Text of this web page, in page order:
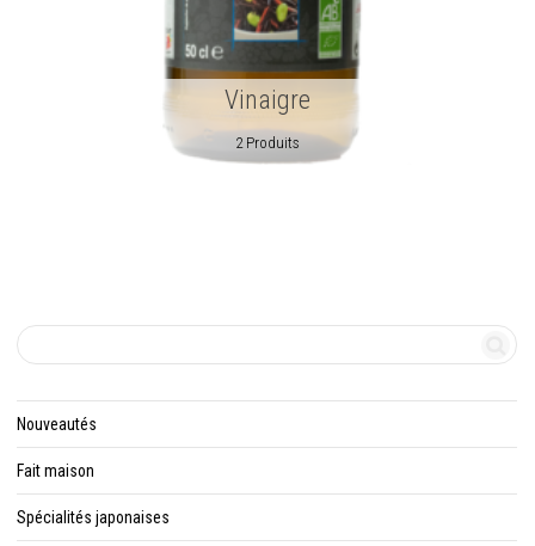
Vinaigre
2 Produits
Nouveautés
Fait maison
Spécialités japonaises